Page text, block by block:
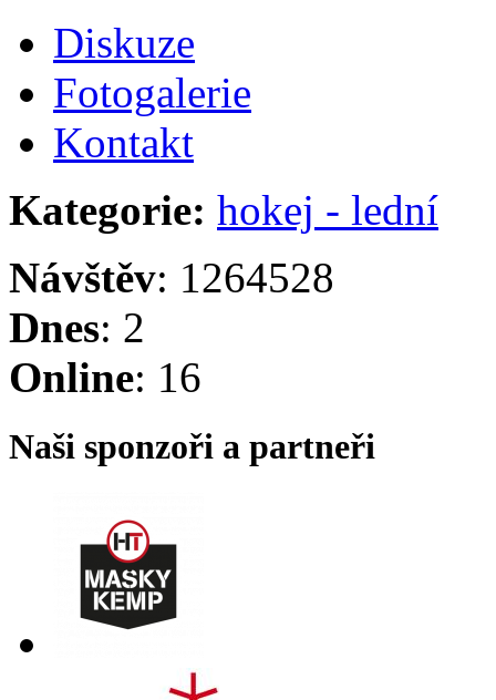
Diskuze
Fotogalerie
Kontakt
Kategorie: hokej - lední
Návštěv: 1264528
Dnes: 2
Online: 16
Naši sponzoři a partneři